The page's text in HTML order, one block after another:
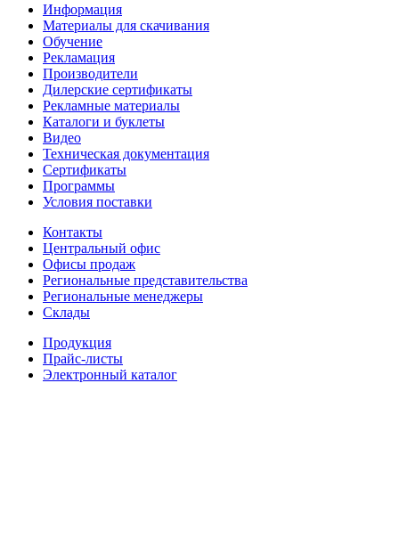
Информация
Материалы для скачивания
Обучение
Рекламация
Производители
Дилерские сертификаты
Рекламные материалы
Каталоги и буклеты
Видео
Техническая документация
Сертификаты
Программы
Условия поставки
Контакты
Центральный офис
Офисы продаж
Региональные представительства
Региональные менеджеры
Склады
Продукция
Прайс-листы
Электронный каталог